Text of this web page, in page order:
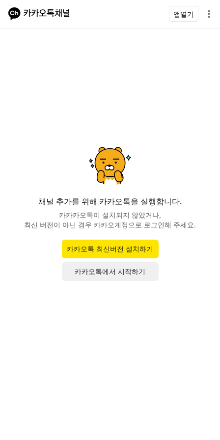
앱열기
채널 추가를 위해 카카오톡을 실행합니다.
카카카오톡이 설치되지 않았거나,
최신 버전이 아닌 경우 카카오계정으로 로그인해 주세요.
카카오톡 최신버전 설치하기
카카오톡에서 시작하기